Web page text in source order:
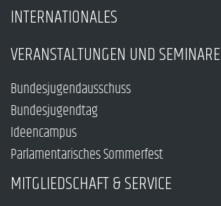
INTERNATIONALES
VERANSTALTUNGEN UND SEMINARE
Bundesjugendausschuss
Bundesjugendtag
Ideencampus
Parlamentarisches Sommerfest
MITGLIEDSCHAFT & SERVICE